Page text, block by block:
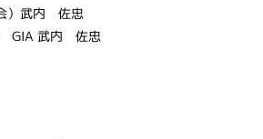
）武内 佐忠
GIA 武内 佐忠